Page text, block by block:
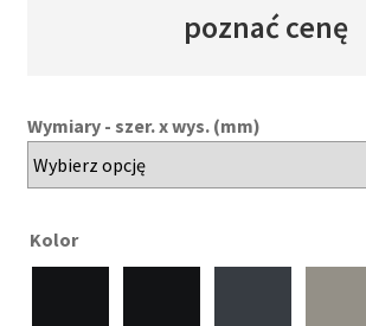
poznać cenę
Wymiary - szer. x wys. (mm)
Kolor